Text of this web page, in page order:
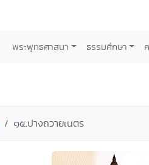
พระพุทธศาสนา ธรรมศึกษา
๑๕.ปางถวายเนตร